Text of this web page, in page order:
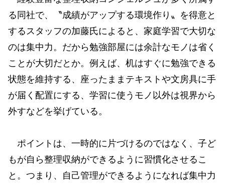
る同社で、〝成績がアップする環境作り〟を得意と
するスタッフの加藤氏によると、家庭学習で大切な
のは集中力。だから勉強部屋には余計なモノは省く
ことが大切だとか。例えば、机はすぐに勉強できる
状態を維持する、座ったままテキストや文房具に手
が届く配置にする、学習に使うモノ以外は視界から
外すなどを挙げている。
ポイントは、一時的に片づけるのではなく、子ど
もが自ら整理収納ができるように習慣化させるこ
と。つまり、自己管理ができるようになれば集中力